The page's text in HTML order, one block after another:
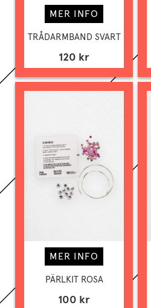
MER INFO
TRÅDARMBAND SVART
120 kr
MER INFO
PÄRLKIT ROSA
100 kr